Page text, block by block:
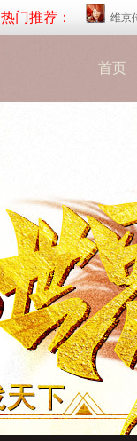
热门推荐： 维京
首页